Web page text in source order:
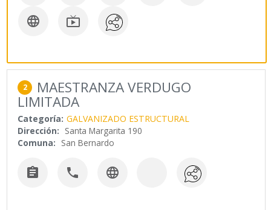
 
2 MAESTRANZA VERDUGO
LIMITADA
Categoría: GALVANIZADO ESTRUCTURAL
Dirección: Santa Margarita 190
Comuna: San Bernardo
  